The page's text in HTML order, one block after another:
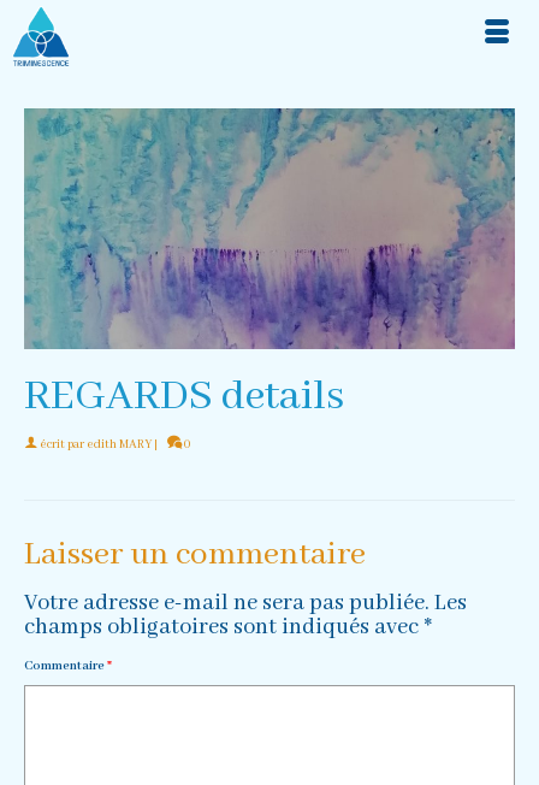
REGARDS details
écrit par edith MARY 0
Laisser un commentaire
Votre adresse e-mail ne sera pas publiée. Les
champs obligatoires sont indiqués avec *
Commentaire*